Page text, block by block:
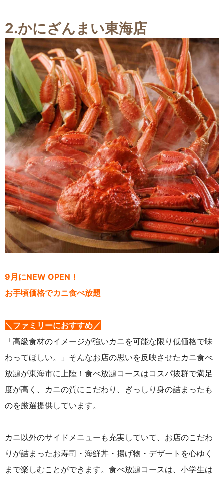
2.かにざんまい東海店
9月にNEW OPEN ！
お手頃価格でカニ食べ放題
＼ファミリーにおすすめ／
「高級食材のイメージが強いカニを可能な限り低価格で味
わってほしい。」そんなお店の思いを反映させたカニ食べ
放題が東海市に上陸！食べ放題コースはコスパ抜群で満足
度が高く、カニの質にこだわり、ぎっしり身の詰まったも
のを厳選提供しています。
カニ以外のサイドメニューも充実していて、お店のこだわ
りが詰まったお寿司・海鮮丼・揚げ物・デザートを心ゆく
まで楽しむことができます。食べ放題コースは、小学生は